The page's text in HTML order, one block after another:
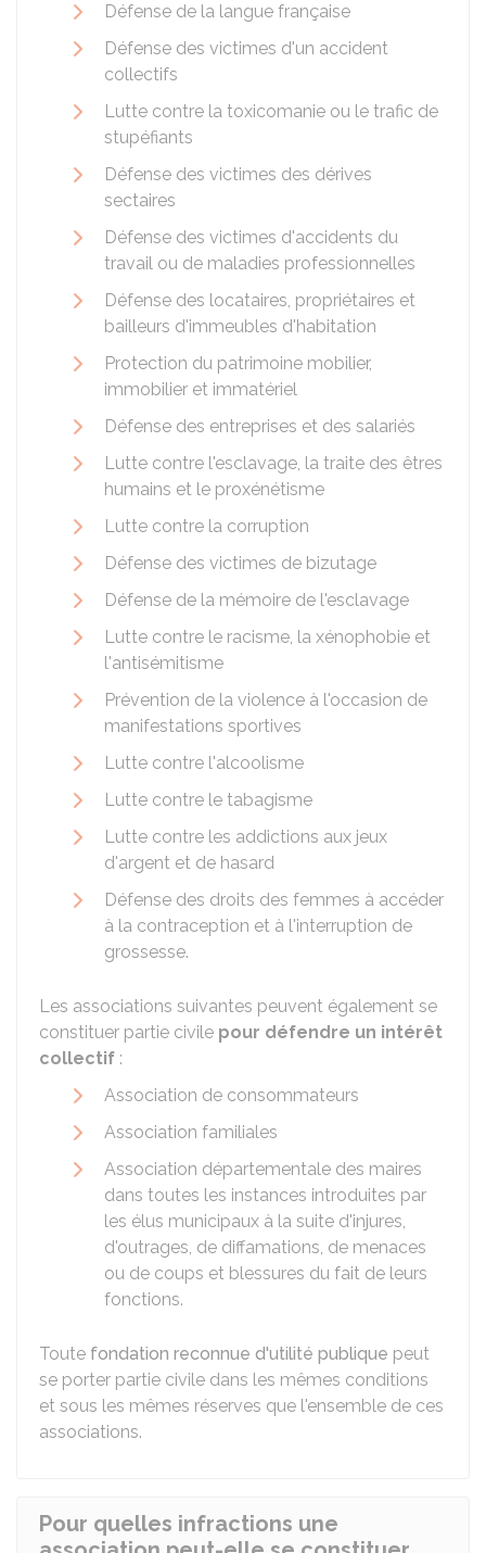
Défense de la langue française
Défense des victimes d'un accident
collectifs
Lutte contre la toxicomanie ou le trafic de
stupéfiants
Défense des victimes des dérives
sectaires
Défense des victimes d'accidents du
travail ou de maladies professionnelles
Défense des locataires, propriétaires et
bailleurs d'immeubles d'habitation
Protection du patrimoine mobilier,
immobilier et immatériel
Défense des entreprises et des salariés
Lutte contre l'esclavage, la traite des êtres
humains et le proxénétisme
Lutte contre la corruption
Défense des victimes de bizutage
Défense de la mémoire de l'esclavage
Lutte contre le racisme, la xénophobie et
l'antisémitisme
Prévention de la violence à l'occasion de
manifestations sportives
Lutte contre l'alcoolisme
Lutte contre le tabagisme
Lutte contre les addictions aux jeux
d'argent et de hasard
Défense des droits des femmes à accéder
à la contraception et à l'interruption de
grossesse.
Les associations suivantes peuvent également se
constituer partie civile pour défendre un intérêt
collectif :
Association de consommateurs
Association familiales
Association départementale des maires
dans toutes les instances introduites par
les élus municipaux à la suite d'injures,
d'outrages, de diffamations, de menaces
ou de coups et blessures du fait de leurs
fonctions.
Toute fondation reconnue d'utilité publique peut
se porter partie civile dans les mêmes conditions
et sous les mêmes réserves que l'ensemble de ces
associations.
Pour quelles infractions une